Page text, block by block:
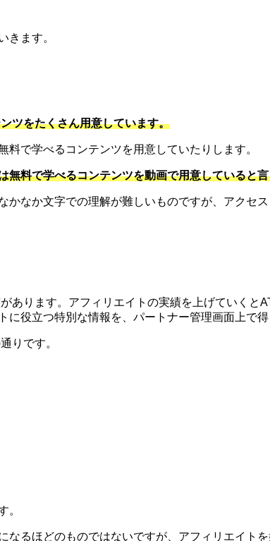
きます。
ツをたくさん用意しています。
で学べるコンテンツを用意していたりします。
無料で学べるコンテンツを動画で用意していると
かなか文字での理解が難しいものですが、アクセ
あります。アフィリエイトの実績を上げていく
役立つ特別な情報を、パートナー管理画面上で得
りです。
。
なるほどのものではないですが、アフィリエイト